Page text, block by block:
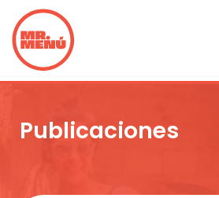
Publicaciones